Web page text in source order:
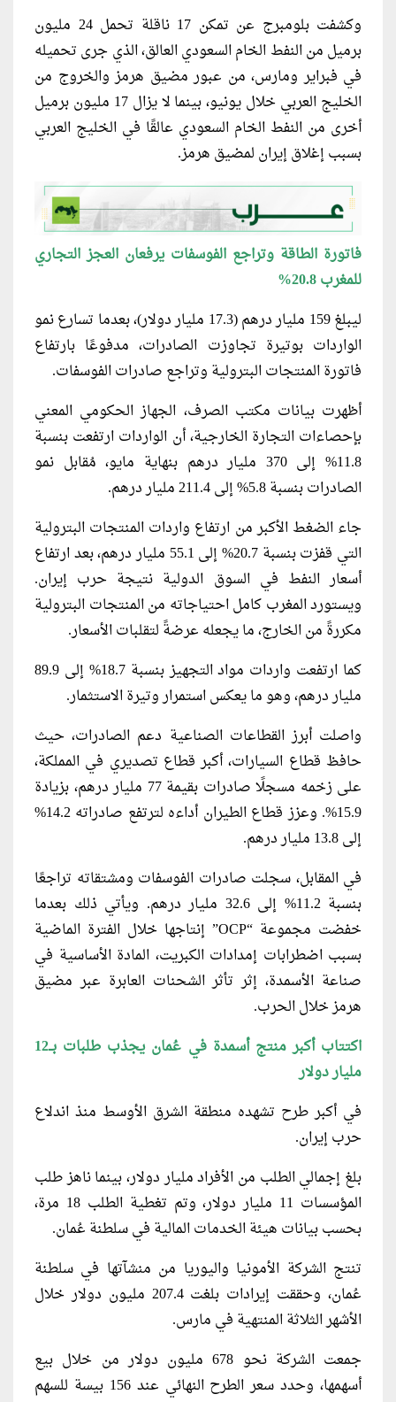
وكشفت بلومبرج عن تمكن 17 ناقلة تحمل 24 مليون
برميل من النفط الخام السعودي العالق، الذي جرى تحميله
في فبراير ومارس، من عبور مضيق هرمز والخروج من
الخليج العربي خلال يونيو، بينما لا يزال 17 مليون برميل
أخرى من النفط الخام السعودي عالقًا في الخليج العربي
بسبب إغلاق إيران لمضيق هرمز.
فاتورة الطاقة وتراجع الفوسفات يرفعان العجز التجاري
للمغرب 20.8%
ليبلغ 159 مليار درهم (17.3 مليار دولار)، بعدما تسارع نمو
الواردات بوتيرة تجاوزت الصادرات، مدفوعًا بارتفاع
فاتورة المنتجات البترولية وتراجع صادرات الفوسفات.
أظهرت بيانات مكتب الصرف، الجهاز الحكومي المعني
بإحصاءات التجارة الخارجية، أن الواردات ارتفعت بنسبة
11.8% إلى 370 مليار درهم بنهاية مايو، مُقابل نمو
الصادرات بنسبة 5.8% إلى 211.4 مليار درهم.
جاء الضغط الأكبر من ارتفاع واردات المنتجات البترولية
التي قفزت بنسبة 20.7% إلى 55.1 مليار درهم، بعد ارتفاع
أسعار النفط في السوق الدولية نتيجة حرب إيران.
ويستورد المغرب كامل احتياجاته من المنتجات البترولية
مكررةً من الخارج، ما يجعله عرضةً لتقلبات الأسعار.
كما ارتفعت واردات مواد التجهيز بنسبة 18.7% إلى 89.9
مليار درهم، وهو ما يعكس استمرار وتيرة الاستثمار.
واصلت أبرز القطاعات الصناعية دعم الصادرات، حيث
حافظ قطاع السيارات، أكبر قطاع تصديري في المملكة،
على زخمه مسجلًا صادرات بقيمة 77 مليار درهم، بزيادة
15.9%. وعزز قطاع الطيران أداءه لترتفع صادراته 14.2%
إلى 13.8 مليار درهم.
في المقابل، سجلت صادرات الفوسفات ومشتقاته تراجعًا
بنسبة 11.2% إلى 32.6 مليار درهم. ويأتي ذلك بعدما
خفضت مجموعة “OCP” إنتاجها خلال الفترة الماضية
بسبب اضطرابات إمدادات الكبريت، المادة الأساسية في
صناعة الأسمدة، إثر تأثر الشحنات العابرة عبر مضيق
هرمز خلال الحرب.
اكتتاب أكبر منتج أسمدة في عُمان يجذب طلبات بــ12
مليار دولار
في أكبر طرح تشهده منطقة الشرق الأوسط منذ اندلاع
حرب إيران.
بلغ إجمالي الطلب من الأفراد مليار دولار، بينما ناهز طلب
المؤسسات 11 مليار دولار، وتم تغطية الطلب 18 مرة،
بحسب بيانات هيئة الخدمات المالية في سلطنة عُمان.
تنتج الشركة الأمونيا واليوريا من منشآتها في سلطنة
عُمان، وحققت إيرادات بلغت 207.4 مليون دولار خلال
الأشهر الثلاثة المنتهية في مارس.
جمعت الشركة نحو 678 مليون دولار من خلال بيع
أسهمها، وحدد سعر الطرح النهائي عند 156 بيسة للسهم